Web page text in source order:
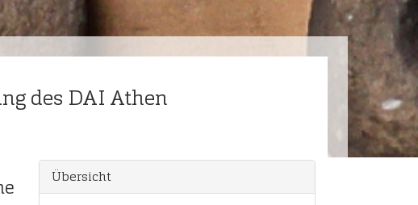
des DAI Athen
Übersicht